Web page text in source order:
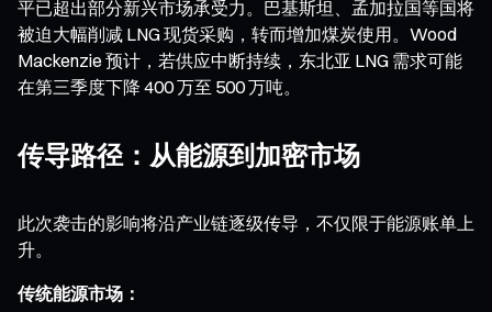
平已超出部分新兴市场承受力。巴基斯坦、孟加拉国等国将
被迫大幅削减 LNG 现货采购，转而增加煤炭使用。Wood
Mackenzie 预计，若供应中断持续，东北亚 LNG 需求可能
在第三季度下降 400 万至 500 万吨。
传导路径：从能源到加密市场
此次袭击的影响将沿产业链逐级传导，不仅限于能源账单上
升。
传统能源市场：